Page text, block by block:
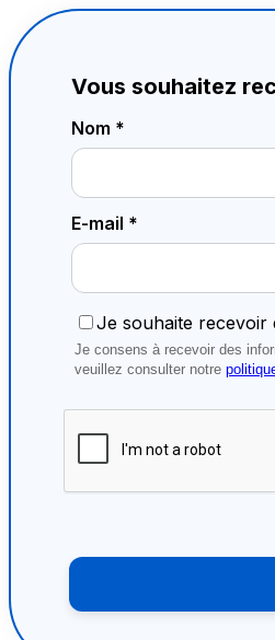
Vous souhaitez
Nom *
E-mail *
Je souhaite recevoir
Je consens à recevoir des
veuillez consulter notre